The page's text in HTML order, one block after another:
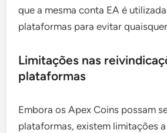
que a mesma conta EA é
plataformas para evitar
Limitações nas
plataformas
Embora os Apex Coins possam
plataformas, existem limitações